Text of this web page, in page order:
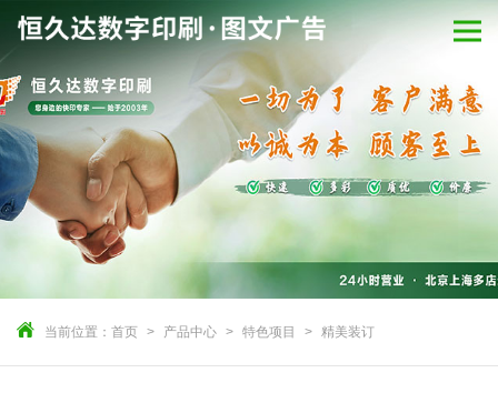
当前位置： 首页 产品中心 特色项目 精美装订